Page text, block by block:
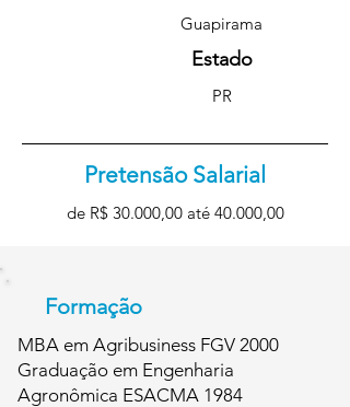
Guapirama
Estado
PR
Pretensão Salarial
de R$ 30.000,00 até 40.000,00
Formação
MBA em Agribusiness FGV 2000
Graduação em Engenharia
Agronômica ESACMA 1984